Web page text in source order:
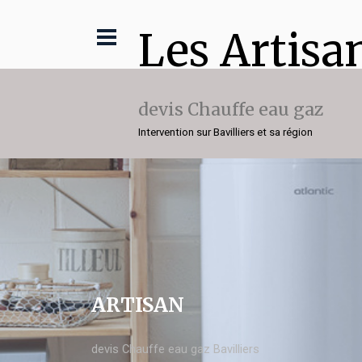
Les
devis Chauffe eau gaz
Intervention sur Bavilliers et sa région
ARTISAN
devis Chauffe eau gaz Bavilliers